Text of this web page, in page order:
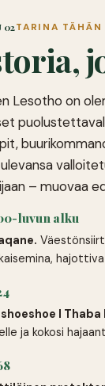
02TARINA TÄHÄN
Lesotho on
– muovaa
luvun alku
I Thaba
ja kokosi